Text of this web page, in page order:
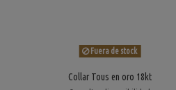
Fuera de stock
Collar Tous en oro 18kt